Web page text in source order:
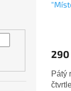
290
Pátý